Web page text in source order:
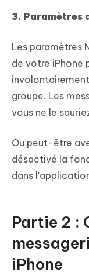
3. Paramètres
Les paramètres
de votre iPhone
groupe. Les
vous ne le
Ou peut-être
désactivé la
dans
Partie 2 :
iPhone